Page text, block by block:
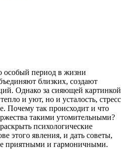
период в жизни
близких, создают
Однако за сияющей картинкой
и уют, но и усталость, стресс
Почему так происходит и что
такими утомительными?
психологические
этого явления, и дать советы,
приятными и гармоничными.